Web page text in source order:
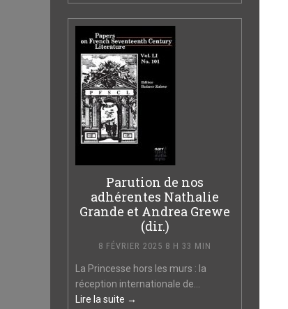
Parution de nos
adhérentes Nathalie
Grande et Andrea Grewe
(dir.)
8 FÉVRIER 2025 8 H 33 MIN
La Princesse hors les murs : la
réception internationale de...
Lire la suite →